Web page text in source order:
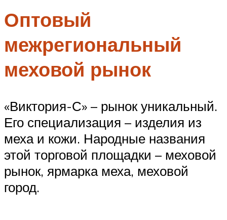
Оптовый
межрегиональный
меховой рынок
«Виктория-С» – рынок уникальный.
Его специализация – изделия из
меха и кожи. Народные названия
этой торговой площадки – меховой
рынок, ярмарка меха, меховой
город.